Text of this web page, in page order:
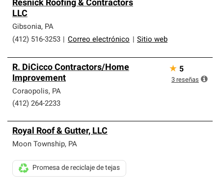
Resnick Roofing & Contractors
LLC
Gibsonia, PA
(412) 516-3253
Correo electrónico Sitio web
R. DiCicco Contractors/Home
Improvement
Coraopolis, PA
(412) 264-2233
★ 5
3 reseñas
Royal Roof & Gutter, LLC
Moon Township, PA
Promesa de reciclaje de tejas